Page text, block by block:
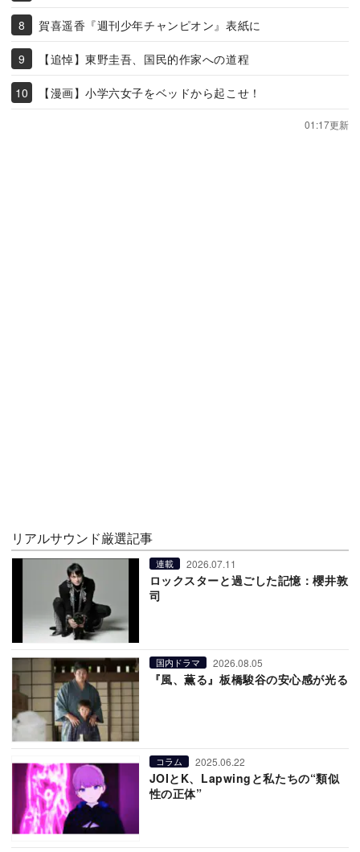
賀喜遥香『週刊少年チャンピオン』表紙に
【追悼】東野圭吾、国民的作家への道程
【漫画】小学六女子をベッドから起こせ！
01:17更新
リアルサウンド厳選記事
連載 2026.07.11
ロックスターと過ごした記憶：櫻井敦
司
国内ドラマ 2026.08.05
『風、薫る』板橋駿谷の安心感が光る
コラム 2025.06.22
JOIとK、Lapwingと私たちの“類似
性の正体”